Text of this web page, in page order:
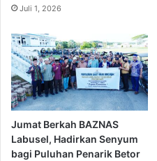
Juli 1, 2026
Jumat Berkah BAZNAS
Labusel, Hadirkan Senyum
bagi Puluhan Penarik Betor